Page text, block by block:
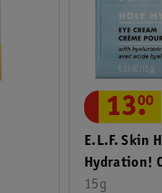
E.l.f. Skin
Hydration!
15g
13.
00